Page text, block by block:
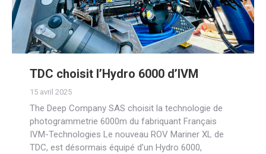
TDC choisit l’Hydro 6000 d’IVM
15 avril 2025
The Deep Company SAS choisit la technologie de
photogrammetrie 6000m du fabriquant Français
IVM-Technologies Le nouveau ROV Mariner XL de
TDC, est désormais équipé d’un Hydro 6000,